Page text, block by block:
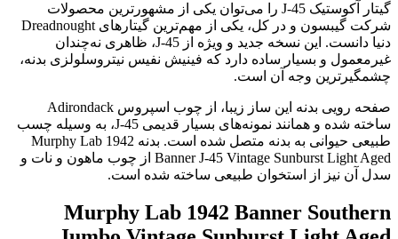
گیتار آکوستیک J-45 را می‌توان یکی از مشهورترین محصولات
شرکت گیبسون و در کل، یکی از مهم‌ترین گیتارهای Dreadnought
دنیا دانست. این نسخه جدید و ویژه از J-45، ظاهری نه‌چندان
غیرمعمول و بسیار ساده دارد که فینیش نفیس نیتروسلولزی بدنه،
چشمگیرترین وجه آن است.
صفحه رویی بدنه این ساز زیبا، از چوب اسپروس Adirondack
ساخته شده و همانند نمونه‌های بسیار قدیمی J-45، به وسیله چسب
طبیعی حیوانی به بدنه متصل شده است. بدنه Murphy Lab 1942
Banner J-45 Vintage Sunburst Light Aged از چوب ماهون و نات و
سدل آن نیز از استخوان طبیعی ساخته شده است.
Murphy Lab 1942 Banner Southern